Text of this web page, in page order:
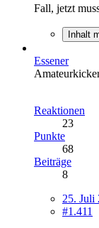
Fall, jetzt
Inhalt
Essener
Reaktionen
23
Punkte
68
Beiträge
8
25. Juli
#1.411